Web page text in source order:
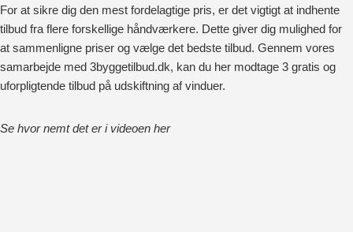
For at sikre dig den mest fordelagtige pris, er det vigtigt at indhente
tilbud fra flere forskellige håndværkere. Dette giver dig mulighed for
at sammenligne priser og vælge det bedste tilbud. Gennem vores
samarbejde med 3byggetilbud.dk, kan du her modtage 3 gratis og
uforpligtende tilbud på udskiftning af vinduer.
Se hvor nemt det er i videoen her